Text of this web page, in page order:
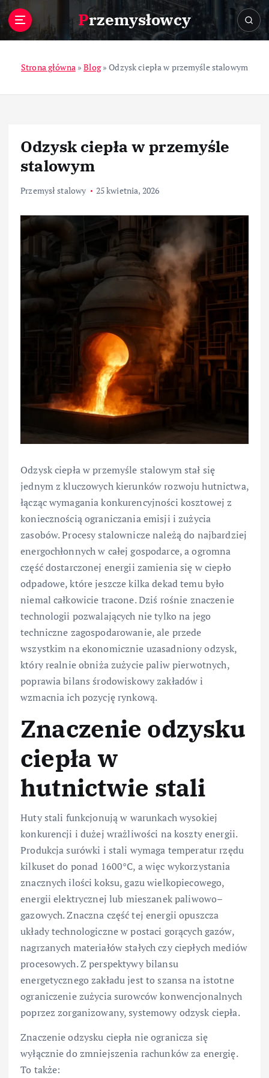
Przemysłowcy
Strona główna»Blog»Odzysk ciepła w przemyśle stalowym
Odzysk ciepła w przemyśle
stalowym
Przemysł stalowy 25 kwietnia, 2026
Odzysk ciepła w przemyśle stalowym stał się
jednym z kluczowych kierunków rozwoju hutnictwa,
łącząc wymagania konkurencyjności kosztowej z
koniecznością ograniczania emisji i zużycia
zasobów. Procesy stalownicze należą do najbardziej
energochłonnych w całej gospodarce, a ogromna
część dostarczonej energii zamienia się w ciepło
odpadowe, które jeszcze kilka dekad temu było
niemal całkowicie tracone. Dziś rośnie znaczenie
technologii pozwalających nie tylko na jego
techniczne zagospodarowanie, ale przede
wszystkim na ekonomicznie uzasadniony odzysk,
który realnie obniża zużycie paliw pierwotnych,
poprawia bilans środowiskowy zakładów i
wzmacnia ich pozycję rynkową.
Znaczenie odzysku
ciepła w
hutnictwie stali
Huty stali funkcjonują w warunkach wysokiej
konkurencji i dużej wrażliwości na koszty energii.
Produkcja surówki i stali wymaga temperatur rzędu
kilkuset do ponad 1600°C, a więc wykorzystania
znacznych ilości koksu, gazu wielkopiecowego,
energii elektrycznej lub mieszanek paliwowo–
gazowych. Znaczna część tej energii opuszcza
układy technologiczne w postaci gorących gazów,
nagrzanych materiałów stałych czy ciepłych mediów
procesowych. Z perspektywy bilansu
energetycznego zakładu jest to szansa na istotne
ograniczenie zużycia surowców konwencjonalnych
poprzez zorganizowany, systemowy odzysk ciepła.
Znaczenie odzysku ciepła nie ogranicza się
wyłącznie do zmniejszenia rachunków za energię.
To także: